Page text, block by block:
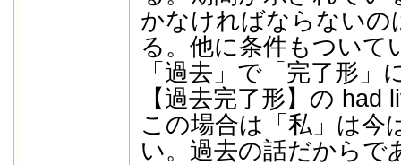
かなければならないの
る。他に条件もついて
「過去」で「完了形
【過去完了形】の had
この場合は「私」は今
い。過去の話だからで